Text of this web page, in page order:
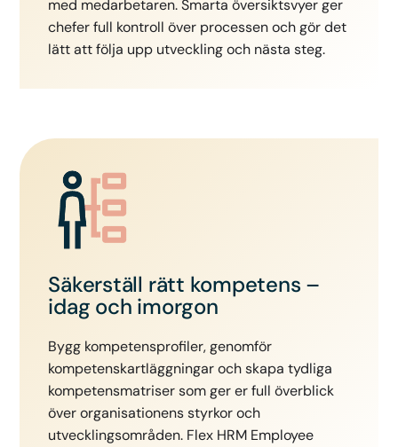
med medarbetaren. Smarta översiktsvyer ger
chefer full kontroll över processen och gör det
lätt att följa upp utveckling och nästa steg.
Säkerställ rätt kompetens –
idag och imorgon
Bygg kompetensprofiler, genomför
kompetenskartläggningar och skapa tydliga
kompetensmatriser som ger er full överblick
över organisationens styrkor och
utvecklingsområden. Flex HRM Employee